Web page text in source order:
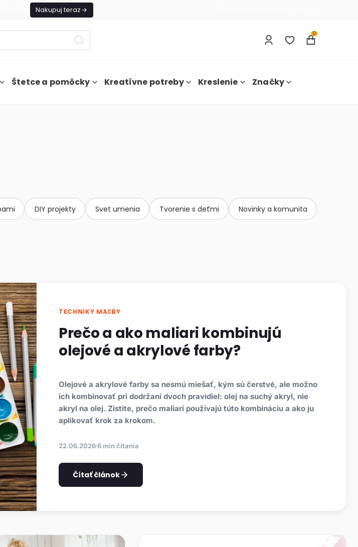
Nakupuj teraz
0
Štetce a pomôcky Kreatívne potreby Kreslenie Značky
DIY projekty Svet umenia Tvorenie s deťmi Novinky a komunita
TECHNIKY MAĽBY
Prečo a ako maliari kombinujú
olejové a akrylové farby?
Olejové a akrylové farby sa nesmú miešať, kým sú čerstvé, ale možno
ich kombinovať pri dodržaní dvoch pravidiel: olej na suchý akryl, nie
akryl na olej. Zistite, prečo maliari používajú túto kombináciu a ako ju
aplikovať krok za krokom.
22.06.20266 min čítania
Čítať článok